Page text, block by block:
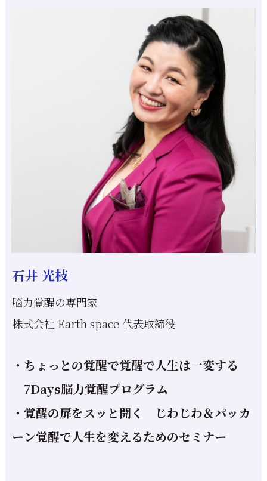
石井 光枝
脳力覚醒の専門家
株式会社 Earth space 代表取締役
・ちょっとの覚醒で覚醒で人生は一変する
7Days脳力覚醒プログラム
・覚醒の扉をスッと開く じわじわ＆パッカ
ーン覚醒で人生を変えるためのセミナー